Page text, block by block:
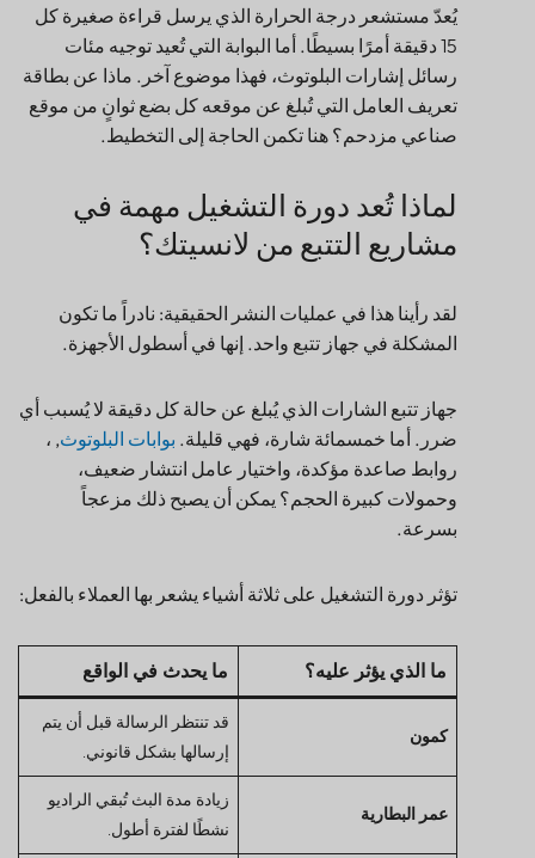
فترات إعداد التقارير
يساعد نظام إدارة البيانات البديلة (ADR)، ولكن فقط عندما
يتناسب سلوك الجهاز مع ذلك.
لماذا قد تؤدي وصلات التنزيل إلى استنزاف سعة شبكة
LoRaWAN
Lansitec
كيف ينطبق هذا على B-Mobile و B-Fixed
تكوين بداية معقول
خاتم
الأسئلة الشائعة
يُعدّ مستشعر درجة الحرارة الذي يرسل قراءة صغيرة كل
15 دقيقة أمرًا بسيطًا. أما البوابة التي تُعيد توجيه مئات
رسائل إشارات البلوتوث، فهذا موضوع آخر. ماذا عن بطاقة
تعريف العامل التي تُبلغ عن موقعه كل بضع ثوانٍ من موقع
صناعي مزدحم؟ هنا تكمن الحاجة إلى التخطيط.
لماذا تُعد دورة التشغيل مهمة في
مشاريع التتبع من لانسيتك؟
لقد رأينا هذا في عمليات النشر الحقيقية: نادراً ما تكون
المشكلة في جهاز تتبع واحد. إنها في أسطول الأجهزة.
جهاز تتبع الشارات الذي يُبلغ عن حالة كل دقيقة لا يُسبب أي
ضرر. أما خمسمائة شارة، فهي قليلة. بوابات البلوتوث, ،
روابط صاعدة مؤكدة، واختيار عامل انتشار ضعيف،
وحمولات كبيرة الحجم؟ يمكن أن يصبح ذلك مزعجاً
بسرعة.
تؤثر دورة التشغيل على ثلاثة أشياء يشعر بها العملاء بالفعل:
ما الذي يؤثر عليه؟ ما يحدث في الواقع
كمون
قد تنتظر الرسالة قبل أن يتم
إرسالها بشكل قانوني.
عمر البطارية
زيادة مدة البث تُبقي الراديو
نشطًا لفترة أطول.